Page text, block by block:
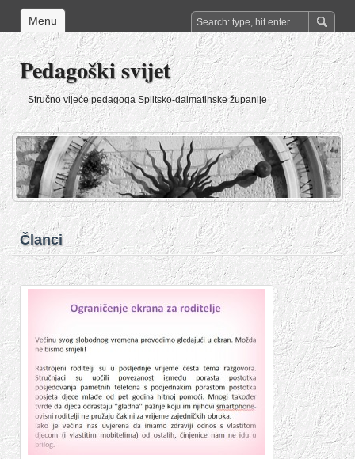
Menu
Pedagoški svijet
Stručno vijeće pedagoga Splitsko-dalmatinske županije
Članci